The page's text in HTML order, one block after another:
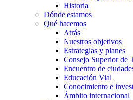
Historia
Dónde estamos
Qué hacemos
Atrás
Nuestros objetivos
Estrategias y planes
Consejo Superior de
Encuentro de
Educación Vial
Conocimiento e
Ámbito internacional